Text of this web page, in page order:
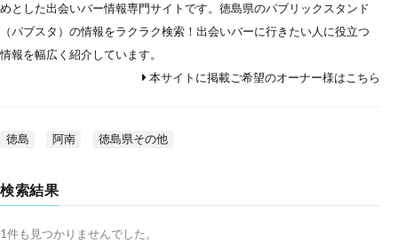
めとした出会いバー情報専門サイトです。徳島県のパブリックスタンド
（パブスタ）の情報をラクラク検索！出会いバーに行きたい人に役立つ
情報を幅広く紹介しています。
本サイトに掲載ご希望のオーナー様はこちら
徳島 阿南 徳島県その他
検索結果
1件も見つかりませんでした。